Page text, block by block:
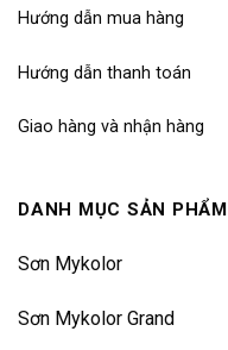
Hướng dẫn mua hàng
Hướng dẫn thanh toán
Giao hàng và nhận hàng
DANH MỤC SẢN PHẨM
Sơn Mykolor
Sơn Mykolor Grand